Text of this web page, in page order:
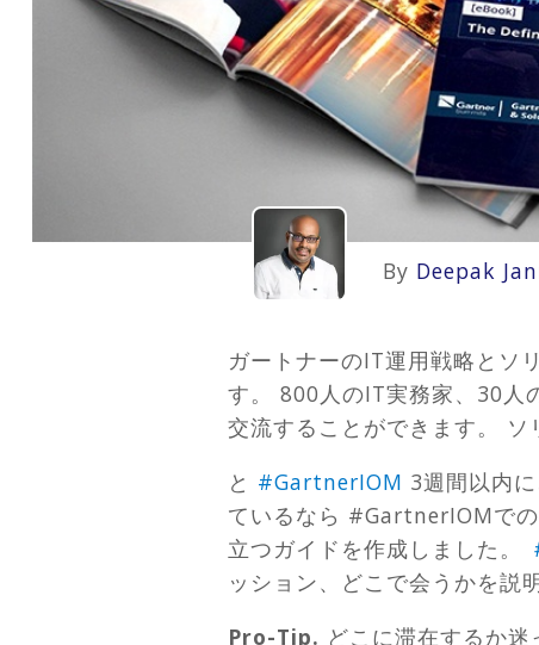
By Deepak
ガートナーのIT運用戦略とソ
す。 800人のIT実務家、30人
交流することができます。 ソ
と #GartnerIOM 3週間以内
ているなら #GartnerIOMで
立つガイドを作成しました。
ッション、どこで会うかを
Pro-Tip. どこに滞在するか